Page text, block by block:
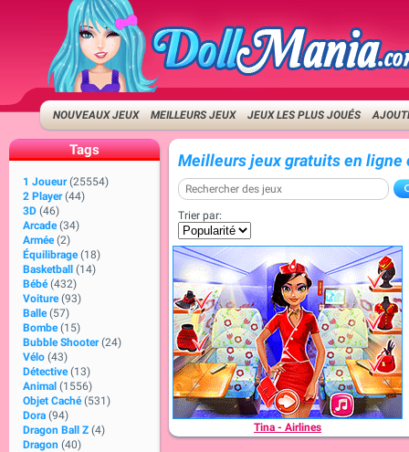
NOUVEAUX JEUX MEILLEURS JEUX JEUX LES PLUS JOUÉS
Tags
1 Joueur (25554)
2 Player (44)
3D (46)
Arcade (34)
Armée (2)
Équilibrage (18)
Basketball
(14)
Bébé (432)
Voiture (93)
Balle (57)
Bombe (15)
Bubble Shooter (24)
Vélo (43)
Détective (13)
Animal (1556)
Objet Caché (531)
Dora (94)
Dragon Ball Z (4)
Dragon (40)
Meilleurs jeux gratuits en ligne
Trier par:
Tina - Airlines